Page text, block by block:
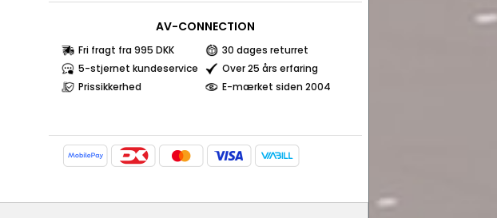
AV-CONNECTION
Fri fragt fra 995 DKK
30 dages returret
5-stjernet kundeservice
Over 25 års erfaring
Prissikkerhed
E-mærket siden 2004